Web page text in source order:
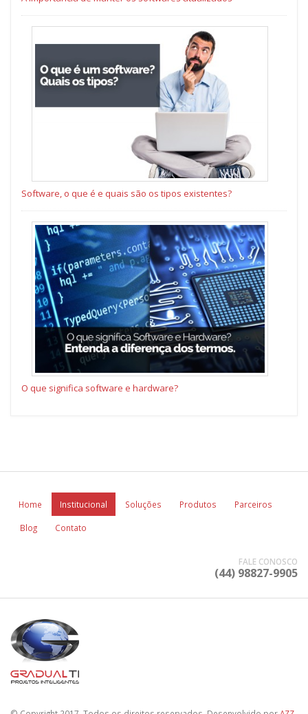
Software, o que é e quais são os tipos existentes?
O que significa software e hardware?
Home Institucional Soluções Produtos Parceiros
Blog Contato
FALE CONOSCO
(44) 98827-9905